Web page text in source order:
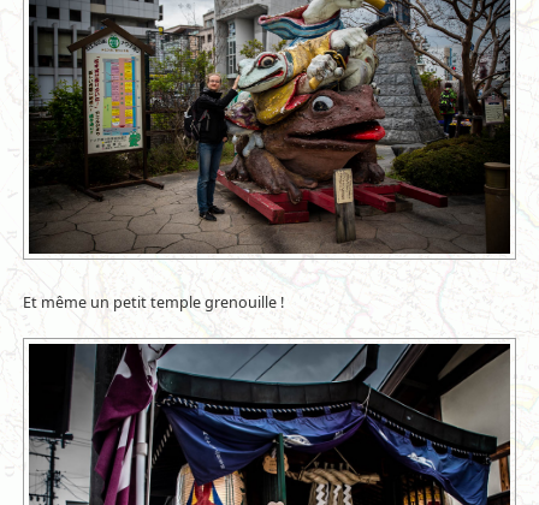
Et même un petit temple grenouille !